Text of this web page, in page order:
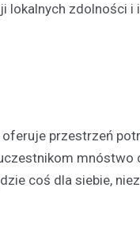
lokalnych zdolności
przestrzeń
mnóstwo
coś dla siebie,